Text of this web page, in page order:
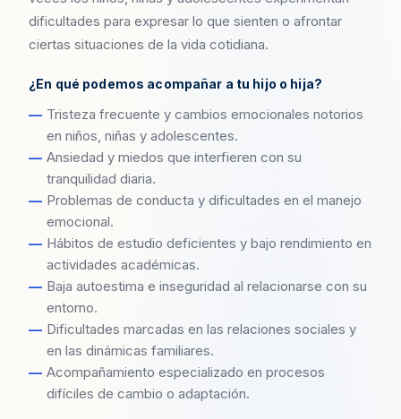
dificultades para expresar lo que sienten o afrontar
ciertas situaciones de la vida cotidiana.
¿En qué podemos acompañar a tu hijo o hija?
Tristeza frecuente y cambios emocionales notorios
en niños, niñas y adolescentes.
Ansiedad y miedos que interfieren con su
tranquilidad diaria.
Problemas de conducta y dificultades en el manejo
emocional.
Hábitos de estudio deficientes y bajo rendimiento en
actividades académicas.
Baja autoestima e inseguridad al relacionarse con su
entorno.
Dificultades marcadas en las relaciones sociales y
en las dinámicas familiares.
Acompañamiento especializado en procesos
difíciles de cambio o adaptación.